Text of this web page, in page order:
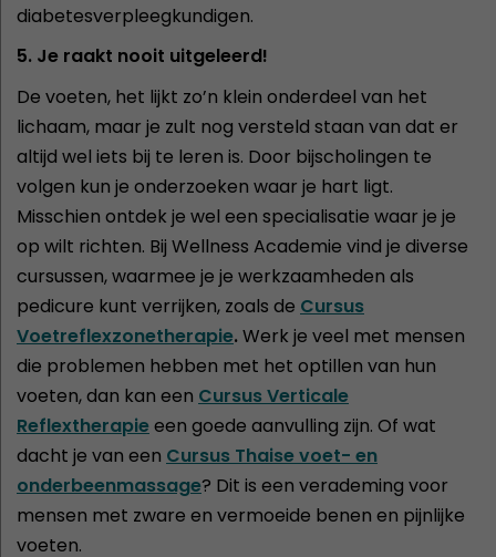
diabetesverpleegkundigen.
5. Je raakt nooit uitgeleerd!
De voeten, het lijkt zo’n klein onderdeel van het
lichaam, maar je zult nog versteld staan van dat er
altijd wel iets bij te leren is. Door bijscholingen te
volgen kun je onderzoeken waar je hart ligt.
Misschien ontdek je wel een specialisatie waar je je
op wilt richten. Bij Wellness Academie vind je diverse
cursussen, waarmee je je werkzaamheden als
pedicure kunt verrijken, zoals de Cursus
Voetreflexzonetherapie.Werk je veel met mensen
die problemen hebben met het optillen van hun
voeten, dan kan een Cursus Verticale
Reflextherapieeen goede aanvulling zijn. Of wat
dacht je van een Cursus Thaise voet- en
onderbeenmassage? Dit is een verademing voor
mensen met zware en vermoeide benen en pijnlijke
voeten.